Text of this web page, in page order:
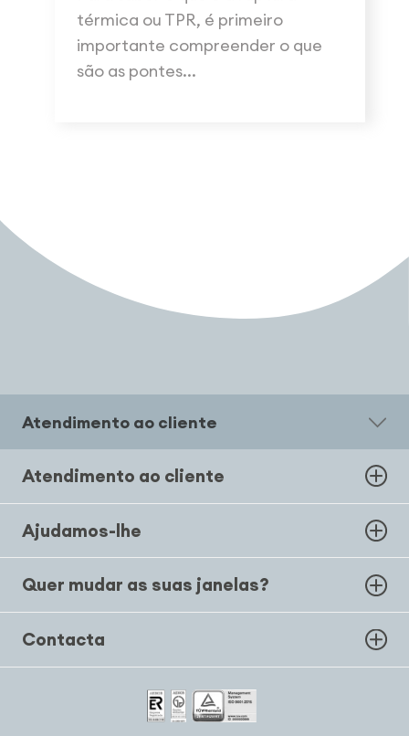
térmica ou TPR, é primeiro
importante compreender o que
são as pontes...
Atendimento ao cliente
Atendimento ao cliente
Ajudamos-lhe
Quer mudar as suas janelas?
Contacta